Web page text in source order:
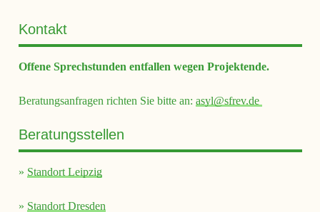
Umgang mit Behörden: Worauf sollte man achten?
Riesa Efau
Fachtag
Meine Rechte. Meine Perspektiven
Aufenthaltsverfestigung für Menschen mit Aufenthaltserlaubnis
25. September 2025
13:00 - 15:00
Meine Rechte. Meine Perspektiven
Kontakt
Offene Sprechstunden entfallen wegen Projektende.
Beratungsanfragen richten Sie bitte an: asyl@sfrev.de
Beratungsstellen
» Standort Leipzig
» Standort Dresden